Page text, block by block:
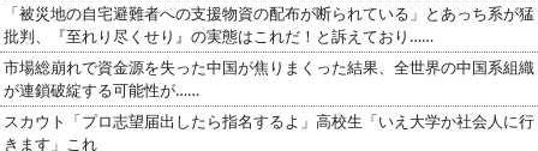
「被災地の自宅避難者への支援物資の配布が断られている」とあっち系が猛
批判、『至れり尽くせり』の実態はこれだ！と訴えており……
市場総崩れで資金源を失った中国が焦りまくった結果、全世界の中国系組織
が連鎖破綻する可能性が……
スカウト「プロ志望届出したら指名するよ」高校生「いえ大学か社会人に行
きます」これ